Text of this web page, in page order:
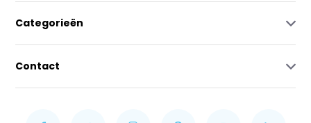
Categorieën
Contact